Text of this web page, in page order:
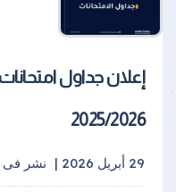
إعلان جداول
2025/2026
29 أبريل 2026 | نشر فى